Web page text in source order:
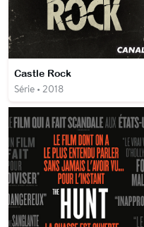
Castle Rock
Série • 2018